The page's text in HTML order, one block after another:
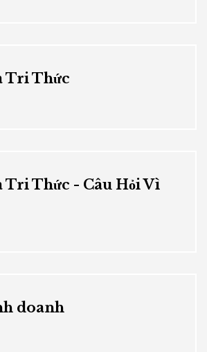
Tri Thức
Tri Thức - Câu Hỏi Vì
doanh